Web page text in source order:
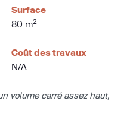
Surface
80 m2
Coût des travaux
N/A
volume carré assez haut,